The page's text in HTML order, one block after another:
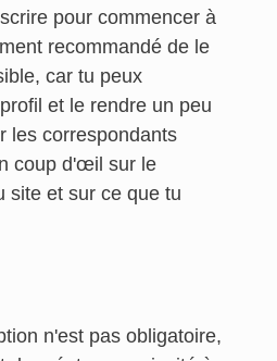
pour commencer à
recommandé de le
car tu peux
et le rendre un peu
les correspondants
coup d'œil sur le
site et sur ce que tu
n'est pas obligatoire,